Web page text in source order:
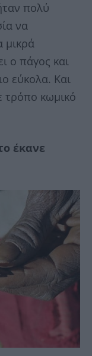
πολύ
να
μικρά
ο πάγος και
εύκολα. Και
τρόπο κωμικό
έκανε